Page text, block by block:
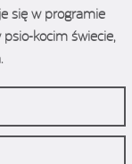
się w programie
kocim świecie,